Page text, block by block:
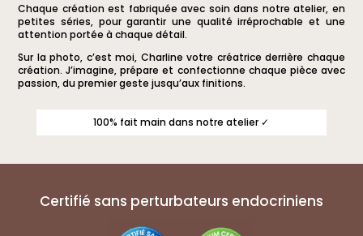
Chaque création est fabriquée avec soin dans notre atelier, en
petites séries, pour garantir une qualité irréprochable et une
attention portée à chaque détail.
Sur la photo, c’est moi, Charline votre créatrice derrière chaque
création. J’imagine, prépare et confectionne chaque pièce avec
passion, du premier geste jusqu’aux finitions.
100% fait main dans notre atelier ✓
Certifié sans perturbateurs endocriniens